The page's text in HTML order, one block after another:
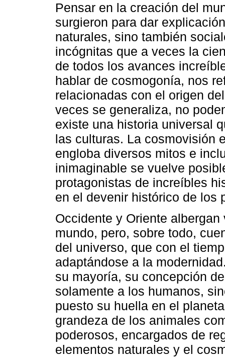
Pensar en la creación del
surgieron para dar
naturales, sino también
incógnitas que a veces la
de todos los avances
hablar de cosmogonía, nos
relacionadas con el origen
veces se generaliza, no
existe una historia universal
las culturas. La cosmovisión
engloba diversos mitos e
inimaginable se vuelve
protagonistas de increíbles
en el devenir histórico de los
Occidente y Oriente
mundo, pero, sobre todo,
del universo, que con el
adaptándose a la
su mayoría, su concepción
solamente a los humanos,
puesto su huella en el
grandeza de los animales
poderosos, encargados de
elementos naturales y el